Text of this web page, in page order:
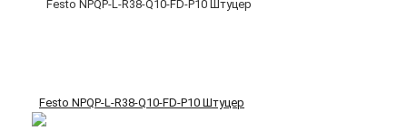
Festo NPQP-L-R38-Q10-FD-P10 Штуцер